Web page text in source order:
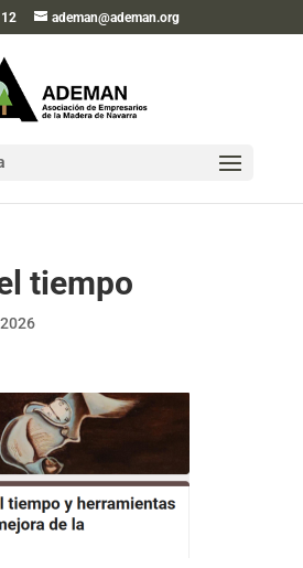
ademan@ademan.org
tiempo